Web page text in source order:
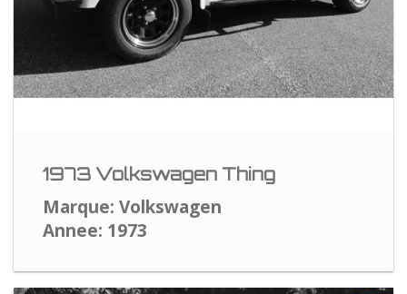
1973 Volkswagen Thing
Marque: Volkswagen
Annee: 1973